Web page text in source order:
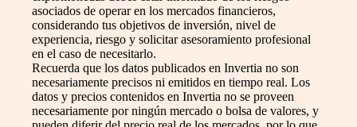
asociados de operar en los mercados financieros,
considerando tus objetivos de inversión, nivel de
experiencia, riesgo y solicitar asesoramiento profesional
en el caso de necesitarlo.
Recuerda que los datos publicados en Invertia no son
necesariamente precisos ni emitidos en tiempo real. Los
datos y precios contenidos en Invertia no se proveen
necesariamente por ningún mercado o bolsa de valores, y